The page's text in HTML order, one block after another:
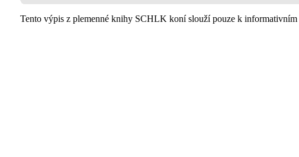
Tento výpis z plemenné knihy SCHLK koní slouží pouze k